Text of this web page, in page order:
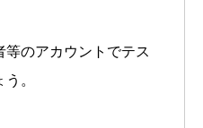
等のアカウントでテス
。